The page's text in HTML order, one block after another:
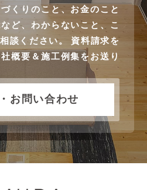
くりのこと、お金のこと
ど、わからないこと、こ
談ください。 資料請求を
概要＆施工例集をお送り
お問い合わせ